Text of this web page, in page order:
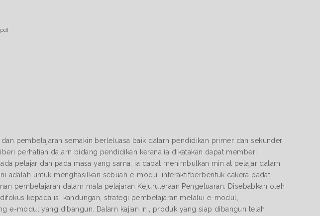
pembelajaran semakin berleluasa baik dalarn pendidikan primer dan sekunder,
perhatian dalarn bidang pendidikan kerana ia dikatakan dapat memberi
pelajar dan pada masa yang sarna, ia dapat menimbulkan min at pelajar dalarn
adalah untuk menghasilkan sebuah e-modul interaktifberbentuk cakera padat
pembelajaran dalam mata pelajaran Kejuruteraan Pengeluaran. Disebabkan oleh
kepada isi kandungan, strategi pembelajaran melalui e-modul,
e-modul yang dibangun. Dalarn kajian ini, produk yang siap dibangun telah